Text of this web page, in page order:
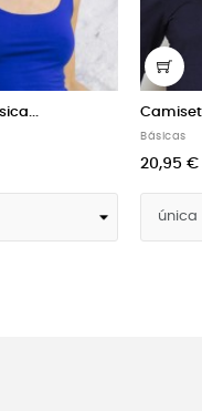
Camiseta básica...